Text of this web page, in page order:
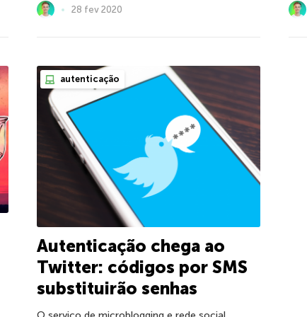
28 fev 2020
autenticação
Autenticação chega ao
Twitter: códigos por SMS
substituirão senhas